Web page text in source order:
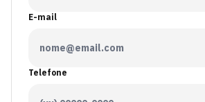
E-mail
Telefone